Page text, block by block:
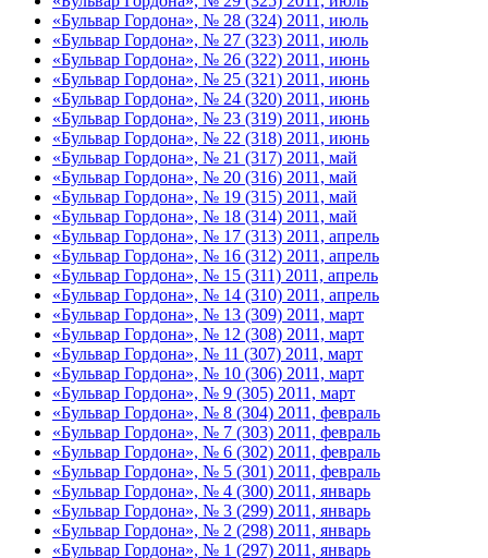
«Бульвар Гордона», № 28 (324) 2011, июль
«Бульвар Гордона», № 27 (323) 2011, июль
«Бульвар Гордона», № 26 (322) 2011, июнь
«Бульвар Гордона», № 25 (321) 2011, июнь
«Бульвар Гордона», № 24 (320) 2011, июнь
«Бульвар Гордона», № 23 (319) 2011, июнь
«Бульвар Гордона», № 22 (318) 2011, июнь
«Бульвар Гордона», № 21 (317) 2011, май
«Бульвар Гордона», № 20 (316) 2011, май
«Бульвар Гордона», № 19 (315) 2011, май
«Бульвар Гордона», № 18 (314) 2011, май
«Бульвар Гордона», № 17 (313) 2011, апрель
«Бульвар Гордона», № 16 (312) 2011, апрель
«Бульвар Гордона», № 15 (311) 2011, апрель
«Бульвар Гордона», № 14 (310) 2011, апрель
«Бульвар Гордона», № 13 (309) 2011, март
«Бульвар Гордона», № 12 (308) 2011, март
«Бульвар Гордона», № 11 (307) 2011, март
«Бульвар Гордона», № 10 (306) 2011, март
«Бульвар Гордона», № 9 (305) 2011, март
«Бульвар Гордона», № 8 (304) 2011, февраль
«Бульвар Гордона», № 7 (303) 2011, февраль
«Бульвар Гордона», № 6 (302) 2011, февраль
«Бульвар Гордона», № 5 (301) 2011, февраль
«Бульвар Гордона», № 4 (300) 2011, январь
«Бульвар Гордона», № 3 (299) 2011, январь
«Бульвар Гордона», № 2 (298) 2011, январь
«Бульвар Гордона», № 1 (297) 2011, январь